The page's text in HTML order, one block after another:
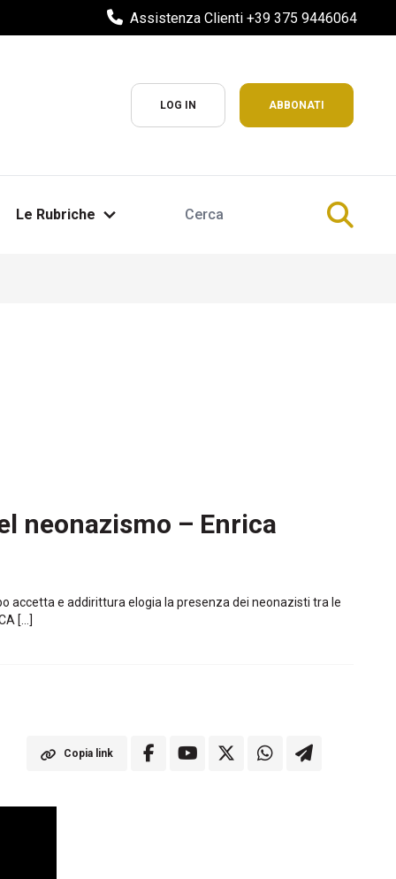
Assistenza Clienti +39 375 9446064
LOG IN ABBONATI
Le Rubriche
neonazismo – Enrica
accetta e addirittura elogia la presenza dei neonazisti tra le
[…]
Copia link